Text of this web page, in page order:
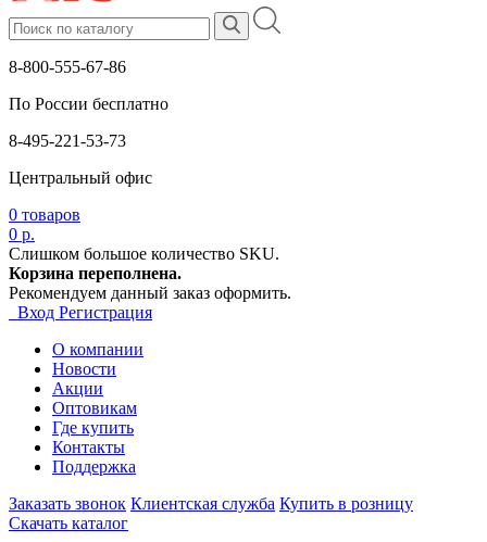
8-800-555-67-86
По России бесплатно
8-495-221-53-73
Центральный офис
0 товаров
0 р.
Слишком большое количество SKU.
Корзина переполнена.
Рекомендуем данный заказ оформить.
Вход Регистрация
О компании
Новости
Акции
Оптовикам
Где купить
Контакты
Поддержка
Заказать звонок Клиентская служба Купить в розницу
Скачать каталог